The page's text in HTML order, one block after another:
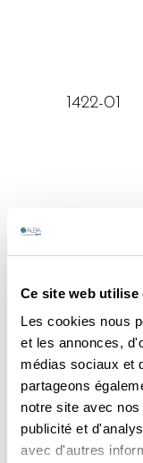
Ce site web utilise
Les cookies nous
et les annonces,
médias sociaux et
partageons
notre site avec
publicité et
avec d'autres
1422-01
1422-03
1422-04